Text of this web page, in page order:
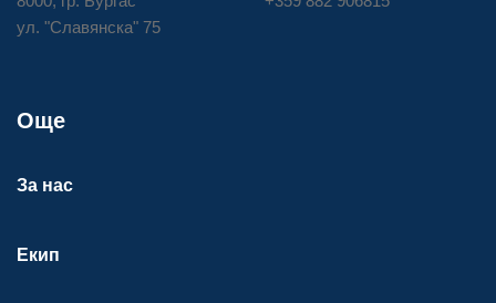
ул. "Славянска" 75
Още
За нас
Екип